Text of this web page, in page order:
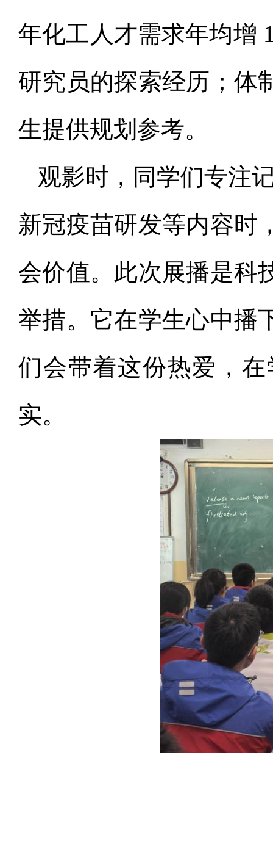
年化工人才需求年均增
研究员的探索经历；体
生提供规划参考。
观影时，同学们专注
新冠疫苗研发等内容时
会价值。此次展播是科
举措。它在学生心中播
们会带着这份热爱，
实。